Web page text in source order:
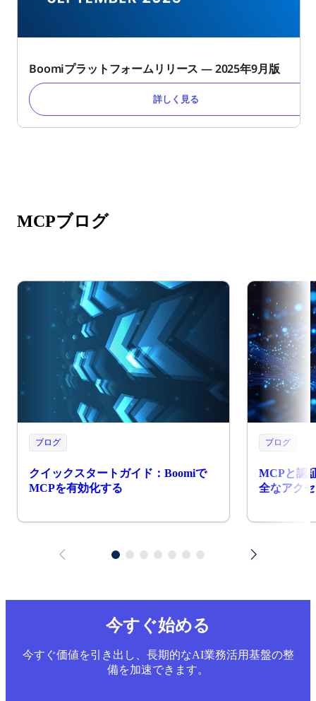
Boomiプラットフォームリリース ― 2025年9月版
詳しく見る
MCPブログ
ブログ
クイックスタートガイド：Boomiで
MCPを有効化する
ブログ
MCPと認
全なアク
今すぐ始める
今すぐ価値を引き出し、長期的なAI業務活用基盤の整
備を加速できます。